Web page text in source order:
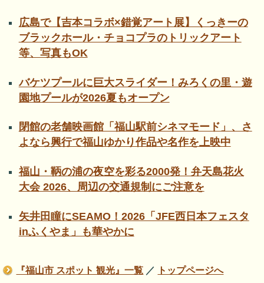
広島で【吉本コラボ×錯覚アート展】くっきーの
ブラックホール・チョコプラのトリックアート
等、写真もOK
バケツプールに巨大スライダー！みろくの里・遊
園地プールが2026夏もオープン
閉館の老舗映画館「福山駅前シネマモード」、さ
よなら興行で福山ゆかり作品や名作を上映中
福山・鞆の浦の夜空を彩る2000発！弁天島花火
大会 2026、周辺の交通規制にご注意を
矢井田瞳にSEAMO！2026「JFE西日本フェスタ
inふくやま」も華やかに
『福山市 スポット 観光』一覧 ／ トップページへ